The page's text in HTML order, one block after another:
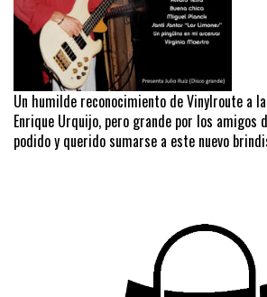
Un humilde reconocimiento de Vinylroute a
Enrique Urquijo, pero grande por los amigos
podido y querido sumarse a este nuevo